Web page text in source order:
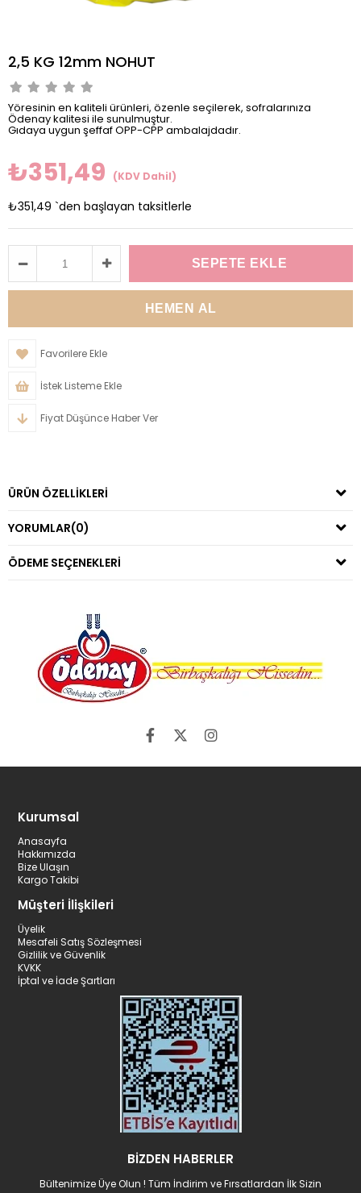
2,5 KG 12mm NOHUT
Yöresinin en kaliteli ürünleri, özenle seçilerek, sofralarınıza
Ödenay kalitesi ile sunulmuştur.
Gıdaya uygun şeffaf OPP-CPP ambalajdadır.
₺351,49 (KDV Dahil)
₺351,49 `den başlayan taksitlerle
Favorilere Ekle
İstek Listeme Ekle
Fiyat Düşünce Haber Ver
ÜRÜN ÖZELLIKLERI
YORUMLAR(0)
ÖDEME SEÇENEKLERI
Kurumsal
Anasayfa
Hakkımızda
Bize Ulaşın
Kargo Takibi
Müşteri İlişkileri
Üyelik
Mesafeli Satış Sözleşmesi
Gizlilik ve Güvenlik
KVKK
İptal ve İade Şartları
BİZDEN HABERLER
Bültenimize Üye Olun ! Tüm İndirim ve Fırsatlardan İlk Sizin